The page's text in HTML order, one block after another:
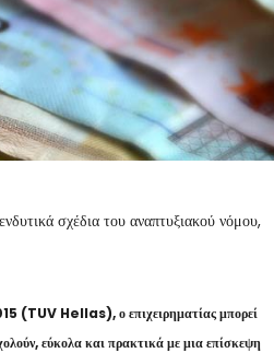
σχέδια του αναπτυξιακού νόμου,
(TUV Hellas), ο επιχειρηματίας μπορεί
εύκολα και πρακτικά με μια επίσκεψη